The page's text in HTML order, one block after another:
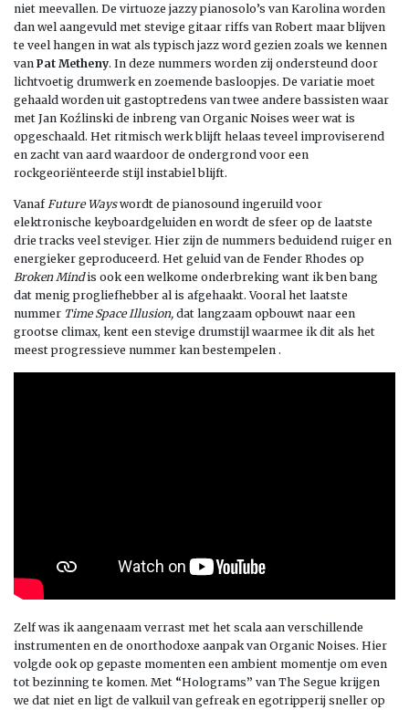
niet meevallen. De virtuoze jazzy pianosolo’s van Karolina worden
dan wel aangevuld met stevige gitaar riffs van Robert maar blijven
te veel hangen in wat als typisch jazz word gezien zoals we kennen
van Pat Metheny. In deze nummers worden zij ondersteund door
lichtvoetig drumwerk en zoemende basloopjes. De variatie moet
gehaald worden uit gastoptredens van twee andere bassisten waar
met Jan Koźlinski de inbreng van Organic Noises weer wat is
opgeschaald. Het ritmisch werk blijft helaas teveel improviserend
en zacht van aard waardoor de ondergrond voor een
rockgeoriënteerde stijl instabiel blijft.
Vanaf Future Wayswordt de pianosound ingeruild voor
elektronische keyboardgeluiden en wordt de sfeer op de laatste
drie tracks veel steviger. Hier zijn de nummers beduidend ruiger en
energieker geproduceerd. Het geluid van de Fender Rhodes op
Broken Mindis ook een welkome onderbreking want ik ben bang
dat menig progliefhebber al is afgehaakt. Vooral het laatste
nummer Time Space Illusion, dat langzaam opbouwt naar een
grootse climax, kent een stevige drumstijl waarmee ik dit als het
meest progressieve nummer kan bestempelen .
Zelf was ik aangenaam verrast met het scala aan verschillende
instrumenten en de onorthodoxe aanpak van Organic Noises. Hier
volgde ook op gepaste momenten een ambient momentje om even
tot bezinning te komen. Met “Holograms” van The Segue krijgen
we dat niet en ligt de valkuil van gefreak en egotripperij sneller op